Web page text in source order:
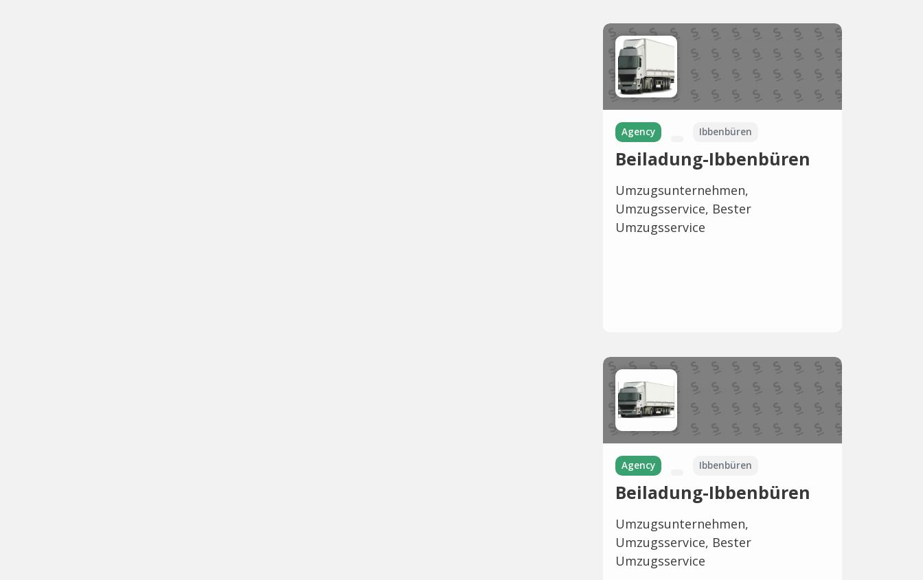
Agency Ibbenbüren
Beiladung-Ibbenbüren
Umzugsunternehmen,
Umzugsservice, Bester
Umzugsservice
Agency Ibbenbüren
Beiladung-Ibbenbüren
Umzugsunternehmen,
Umzugsservice, Bester
Umzugsservice